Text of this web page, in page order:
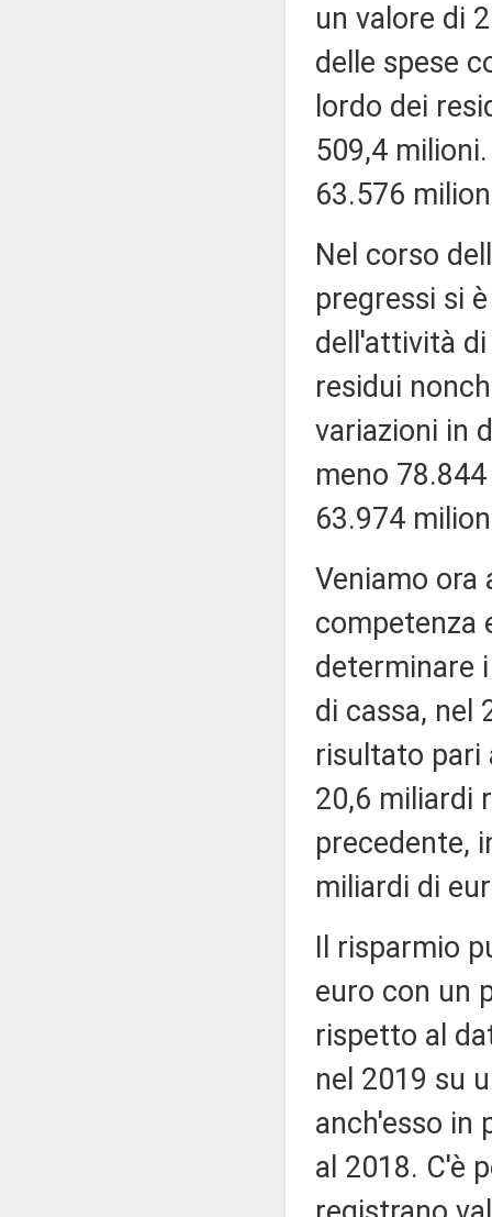
un valore di
delle spese
lordo dei
509,4
63.576
Nel corso
pregressi si
dell'attività
residui
variazioni in
meno
63.974
Veniamo ora
competenza
determinare
di cassa, nel
risultato pari
20,6 miliardi
precedente,
miliardi di
Il risparmio
euro con un
rispetto al
nel 2019 su
anch'esso in
al 2018. C'è